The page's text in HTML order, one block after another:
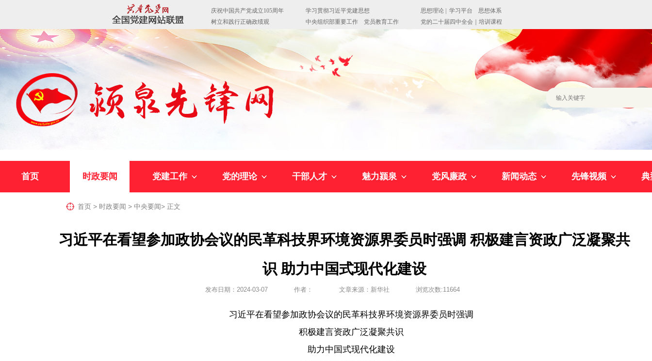
首页 时政要闻 党建工作 党的理论 干部人才 魅力颍泉 党风廉政 新闻动态 先锋视频 典
首页 > 时政要闻 > 中央要闻> 正文
习近平在看望参加政协会议的民革科技界环境资源界委员时强调 积极建言资政广泛凝聚共
识 助力中国式现代化建设
发布日期： 2024-03-07 作者： 文章来源： 新华社 浏览次数:11664
习近平在看望参加政协会议的民革科技界环境资源界委员时强调
积极建言资政广泛凝聚共识
助力中国式现代化建设